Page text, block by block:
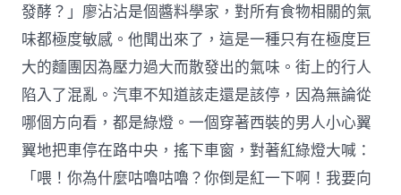
發酵？」廖沾沾是個醬料學家，對所有食物相關的氣
味都極度敏感。他聞出來了，這是一種只有在極度巨
大的麵團因為壓力過大而散發出的氣味。街上的行人
陷入了混亂。汽車不知道該走還是該停，因為無論從
哪個方向看，都是綠燈。一個穿著西裝的男人小心翼
翼地把車停在路中央，搖下車窗，對著紅綠燈大喊：
「喂！你為什麼咕嚕咕嚕？你倒是紅一下啊！我要向